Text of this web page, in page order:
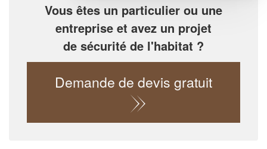
Vous êtes un particulier ou une
entreprise et avez un projet
de sécurité de l'habitat ?
Demande de devis gratuit